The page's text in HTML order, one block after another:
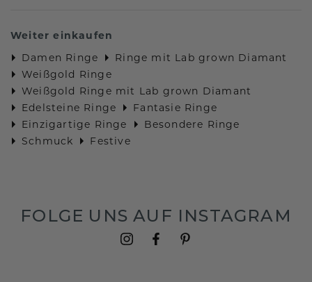
Weiter einkaufen
Damen Ringe
Ringe mit Lab grown Diamant
Weißgold Ringe
Weißgold Ringe mit Lab grown Diamant
Edelsteine Ringe
Fantasie Ringe
Einzigartige Ringe
Besondere Ringe
Schmuck
Festive
FOLGE UNS AUF INSTAGRAM